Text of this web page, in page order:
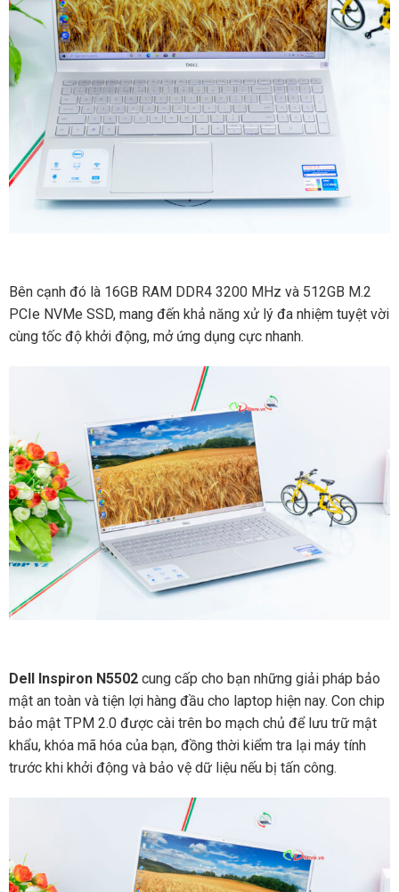
Bên cạnh đó là 16GB RAM DDR4 3200 MHz và 512GB M.2
PCIe NVMe SSD, mang đến khả năng xử lý đa nhiệm tuyệt vời
cùng tốc độ khởi động, mở ứng dụng cực nhanh.
Dell Inspiron N5502cung cấp cho bạn những giải pháp bảo
mật an toàn và tiện lợi hàng đầu cho laptop hiện nay. Con chip
bảo mật TPM 2.0 được cài trên bo mạch chủ để lưu trữ mật
khẩu, khóa mã hóa của bạn, đồng thời kiểm tra lại máy tính
trước khi khởi động và bảo vệ dữ liệu nếu bị tấn công.